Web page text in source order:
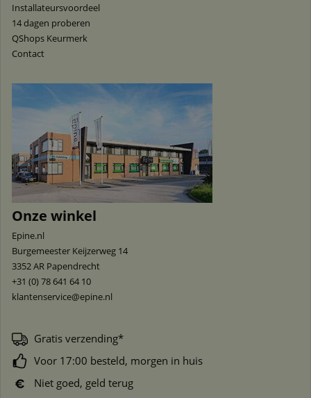
Installateursvoordeel
14 dagen proberen
QShops Keurmerk
Contact
Onze winkel
Epine.nl
Burgemeester Keijzerweg 14
3352 AR Papendrecht
+31 (0) 78 641 64 10
klantenservice@epine.nl
Gratis verzending*
Voor 17:00 besteld, morgen in huis
Niet goed, geld terug